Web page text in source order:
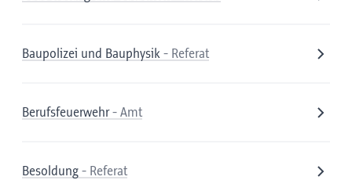
Baupolizei und Bauphysik - Referat
Berufsfeuerwehr- Amt
Besoldung - Referat